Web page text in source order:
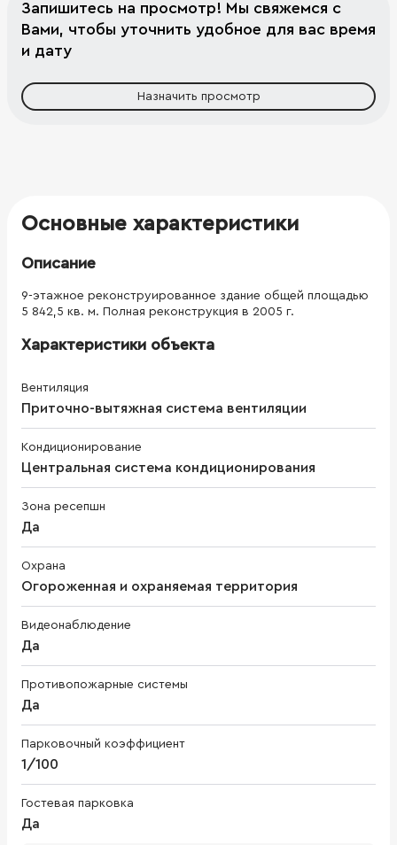
Запишитесь на просмотр! Мы свяжемся с
Вами, чтобы уточнить удобное для вас время
и дату
Назначить просмотр
Основные характеристики
Описание
9-этажное реконструированное здание общей площадью
5 842,5 кв. м. Полная реконструкция в 2005 г.
Характеристики объекта
Вентиляция
Приточно-вытяжная система вентиляции
Кондиционирование
Центральная система кондиционирования
Зона ресепшн
Да
Охрана
Огороженная и охраняемая территория
Видеонаблюдение
Да
Противопожарные системы
Да
Парковочный коэффициент
1/100
Гостевая парковка
Да